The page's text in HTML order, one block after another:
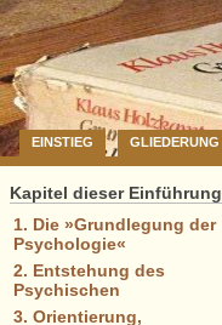
EINSTIEG GLIEDERUNG
Kapitel dieser Einführung
1. Die »Grundlegung der
Psychologie«
2. Entstehung des
Psychischen
3. Orientierung,